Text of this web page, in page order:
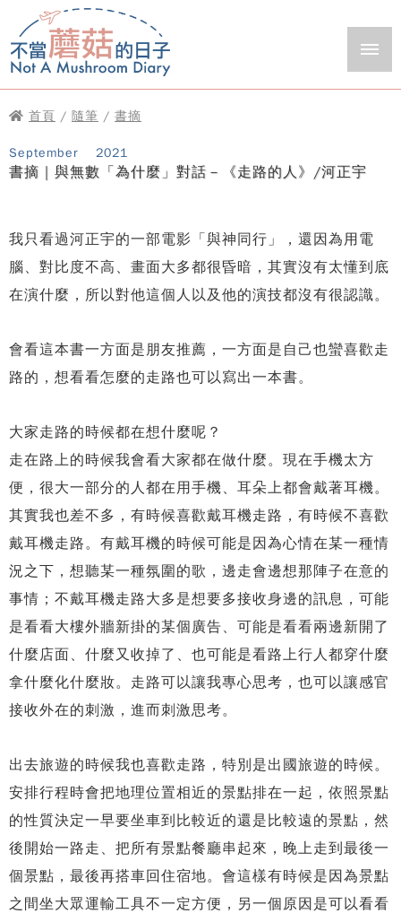
首頁 / 隨筆 / 書摘
September 2021
書摘｜與無數「為什麼」對話－《走路的人》/河正宇
我只看過河正宇的一部電影「與神同行」，還因為用電
腦、對比度不高、畫面大多都很昏暗，其實沒有太懂到底
在演什麼，所以對他這個人以及他的演技都沒有很認識。
會看這本書一方面是朋友推薦，一方面是自己也蠻喜歡走
路的，想看看怎麼的走路也可以寫出一本書。
大家走路的時候都在想什麼呢？
走在路上的時候我會看大家都在做什麼。現在手機太方
便，很大一部分的人都在用手機、耳朵上都會戴著耳機。
其實我也差不多，有時候喜歡戴耳機走路，有時候不喜歡
戴耳機走路。有戴耳機的時候可能是因為心情在某一種情
況之下，想聽某一種氛圍的歌，邊走會邊想那陣子在意的
事情；不戴耳機走路大多是想要多接收身邊的訊息，可能
是看看大樓外牆新掛的某個廣告、可能是看看兩邊新開了
什麼店面、什麼又收掉了、也可能是看路上行人都穿什麼
拿什麼化什麼妝。走路可以讓我專心思考，也可以讓感官
接收外在的刺激，進而刺激思考。
出去旅遊的時候我也喜歡走路，特別是出國旅遊的時候。
安排行程時會把地理位置相近的景點排在一起，依照景點
的性質決定一早要坐車到比較近的還是比較遠的景點，然
後開始一路走、把所有景點餐廳串起來，晚上走到最後一
個景點，最後再搭車回住宿地。會這樣有時候是因為景點
之間坐大眾運輸工具不一定方便，另一個原因是可以看看